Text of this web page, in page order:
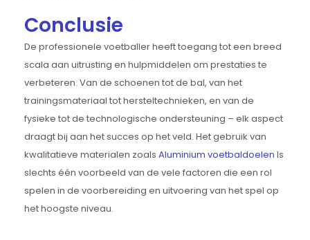
Conclusie
De professionele voetballer heeft toegang tot een breed
scala aan uitrusting en hulpmiddelen om prestaties te
verbeteren. Van de schoenen tot de bal, van het
trainingsmateriaal tot hersteltechnieken, en van de
fysieke tot de technologische ondersteuning – elk aspect
draagt bij aan het succes op het veld. Het gebruik van
kwalitatieve materialen zoalsAluminium voetbaldoelen Is
slechts één voorbeeld van de vele factoren die een rol
spelen in de voorbereiding en uitvoering van het spel op
het hoogste niveau.